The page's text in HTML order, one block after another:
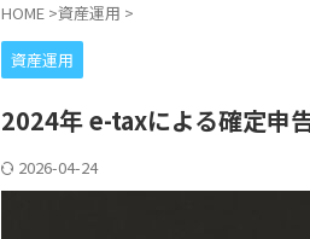
HOME >資産運用 >
資産運用
2024年 e-taxによる確定申
2026-04-24